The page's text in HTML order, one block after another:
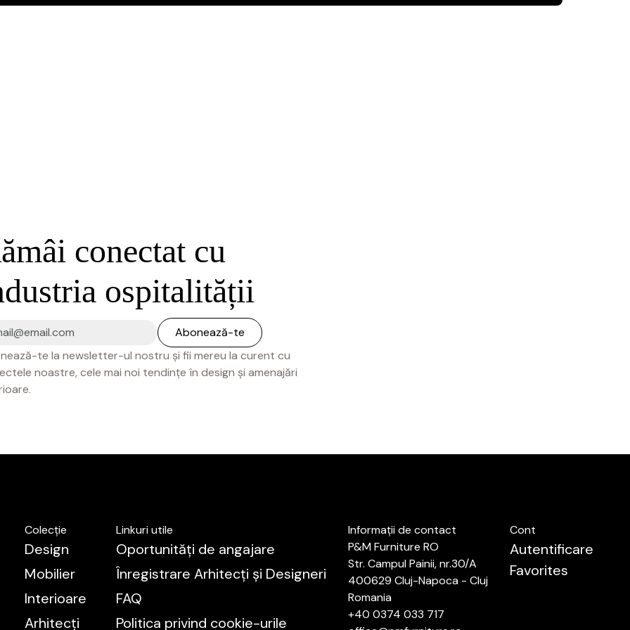
conectat cu
ospitalității
te la newsletter-ul nostru și fii mereu la curent cu
noastre, cele mai noi tendințe în design și amenajări
Colecție
Design
Mobilier
Interioare
Arhitecți
Linkuri utile
Oportunități de angajare
Înregistrare Arhitecți și Designeri
FAQ
Politica privind cookie-urile
Informații de contact
P&M Furniture RO
Str. Campul Painii, nr.30/A
400629 Cluj-Napoca - Cluj
Romania
+40 0374 033 717
Cont
Autentificare
Favorites